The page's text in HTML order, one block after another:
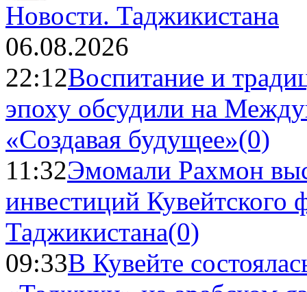
Новости. Таджикистана
06.08.2026
22:12Воспитание и
эпоху обсудили на
«Создавая будущее»(0)
11:32Эмомали Рахмон
инвестиций Кувейтского
Таджикистана(0)
09:33В Кувейте